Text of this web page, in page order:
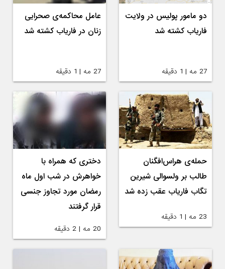
دو مامور پولیس در ولایت
فاریاب کشته شد
27 مه | 1 دقیقه
عامل محاکمه‌ی صحرایی
زنان در فاریاب کشته شد
27 مه | 1 دقیقه
حمله‌ی هراس‌افگنان
طالب بر ولسوالی شیرین
تگاب فاریاب عقب زده شد
23 مه | 1 دقیقه
دختری که همراه با
خواهرش در شب اول ماه
رمضان مورد تجاوز جنسی
قرار گرفتند
20 مه | 2 دقیقه